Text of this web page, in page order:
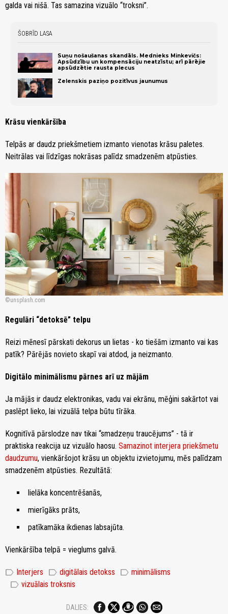
galda vai nišā. Tas samazina vizuālo “troksni”.
ŠOBRĪD LASA
Suņu nošaušanas skandāls. Mednieks Minkevičs:
Apsūdzību un kompensāciju neatzīstu; arī pārējie
apsūdzētie rausta plecus
Zelenskis paziņo pozitīvus jaunumus
Krāsu vienkāršība
Telpās ar daudz priekšmetiem izmanto vienotas krāsu paletes.
Neitrālas vai līdzīgas nokrāsas palīdz smadzenēm atpūsties.
unsplash.com
Regulāri “detoksē” telpu
Reizi mēnesī pārskati dekorus un lietas - ko tiešām izmanto vai kas
patīk? Pārējās novieto skapī vai atdod, ja neizmanto.
Digitālo minimālismu pārnes arī uz mājām
Ja mājās ir daudz elektronikas, vadu vai ekrānu, mēģini sakārtot vai
paslēpt lieko, lai vizuālā telpa būtu tīrāka.
Kognitīvā pārslodze nav tikai “smadzeņu traucējums” - tā ir
praktiska reakcija uz vizuālo haosu. Samazinot interjera priekšmetu
daudzumu, vienkāršojot krāsu un objektu izvietojumu, mēs palīdzam
smadzenēm atpūsties. Rezultātā:
lielāka koncentrēšanās,
mierīgāks prāts,
patīkamāka ikdienas labsajūta.
Vienkāršība telpā = vieglums galvā.
label Interjers label digitālais detokss label minimālisms
label vizuālais troksnis
DALIES: